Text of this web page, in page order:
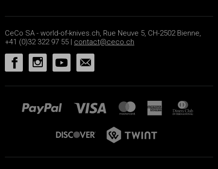
CeCo SA - world-of-knives.ch, Rue Neuve 5, CH-2502 Bienne,
+41 (0)32 322 97 55 | contact@ceco.ch